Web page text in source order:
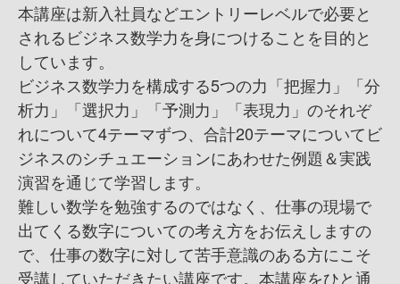
本講座は新入社員などエントリーレベルで必要と
されるビジネス数学力を身につけることを目的と
しています。
ビジネス数学力を構成する5つの力「把握力」「分
析力」「選択力」「予測力」「表現力」のそれぞ
れについて4テーマずつ、合計20テーマについてビ
ジネスのシチュエーションにあわせた例題＆実践
演習を通じて学習します。
難しい数学を勉強するのではなく、仕事の現場で
出てくる数字についての考え方をお伝えしますの
で、仕事の数字に対して苦手意識のある方にこそ
受講していただきたい講座です。本講座をひと通